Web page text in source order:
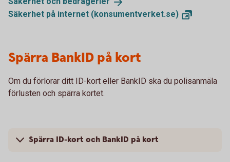
Säkerhet på internet (konsumentverket.se)
Spärra BankID på kort
Om du förlorar ditt ID-kort eller BankID ska du polisanmäla
förlusten och spärra kortet.
Spärra ID-kort och BankID på kort